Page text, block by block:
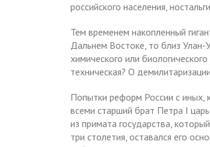
российского населения,
Тем временем накопленный
Дальнем Востоке, то близ Улан-
химического или
техническая? О
Попытки реформ России с иных,
всеми старший брат Петра I
из примата государства,
три столетия, оставался его